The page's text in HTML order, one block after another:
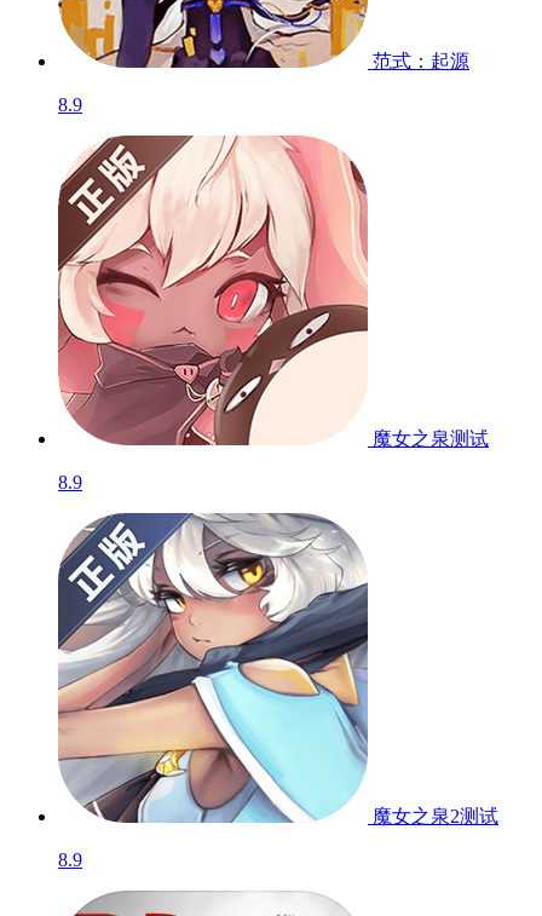
范式：起源
8.9
魔女之泉测试
8.9
魔女之泉2测试
8.9